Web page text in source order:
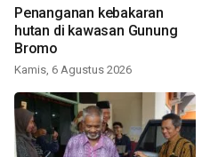
Penanganan kebakaran
hutan di kawasan Gunung
Bromo
Kamis, 6 Agustus 2026